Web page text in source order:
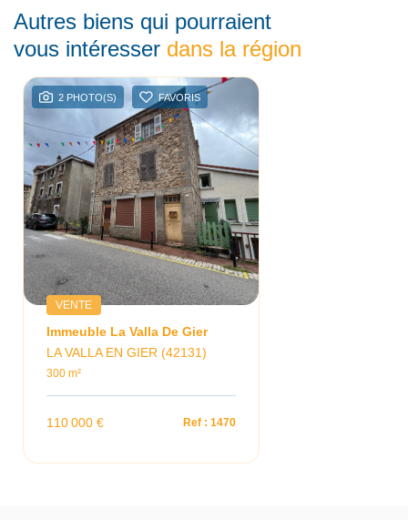
Autres biens qui pourraient
vous intéresser dans la région
2 PHOTO(S) FAVORIS
VENTE
Immeuble La Valla De Gier
LA VALLA EN GIER (42131)
300 m²
110 000 € Ref : 1470